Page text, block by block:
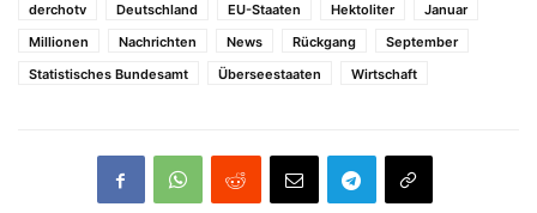
derchotv
Deutschland EU-Staaten Hektoliter
Januar
Millionen
Nachrichten News Rückgang
September
Statistisches Bundesamt
Überseestaaten Wirtschaft